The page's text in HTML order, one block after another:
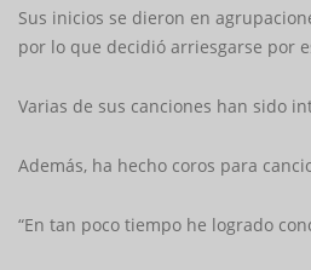
Sus inicios se dieron en
por lo que decidió arriesgarse por
Varias de sus canciones han sido
Además, ha hecho coros para
“En tan poco tiempo he logrado